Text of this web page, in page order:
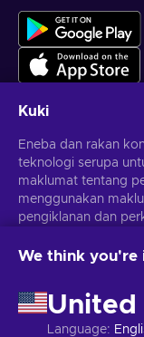
Dapatkan tawaran
Anda boleh berhenti
Kuki
Eneba dan rakan
teknologi serupa
maklumat tentang
menggunakan
pengiklanan dan
iklan.
penggunaan
Anda boleh
'Sesuaikan'.
We think you're
United
Language: